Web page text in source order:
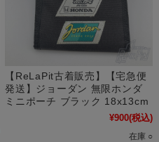
【ReLaPit古着販売】【宅急便
発送】ジョーダン 無限ホンダ
ミニポーチ ブラック 18x13cm
¥900(税込)
在庫 ○